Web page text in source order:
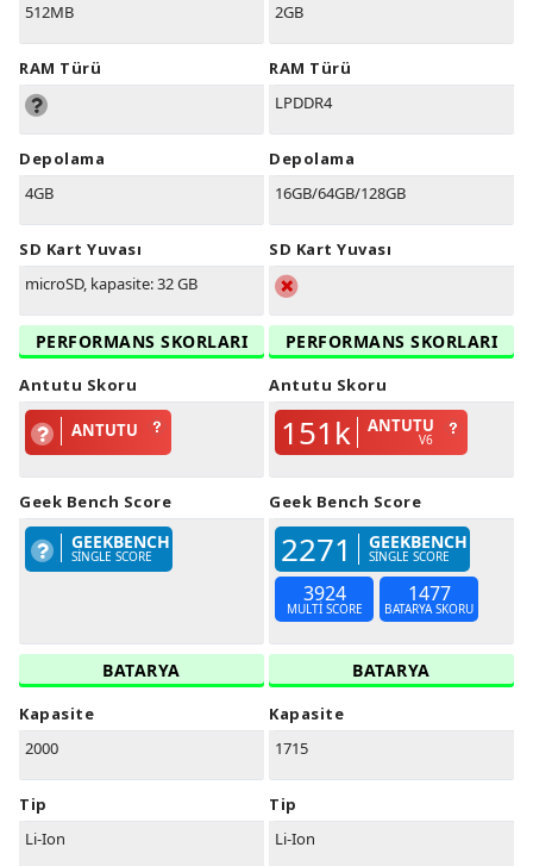
512MB
RAM Türü
Depolama
4GB
SD Kart Yuvası
microSD, kapasite: 32 GB
PERFORMANS SKORLARI
Antutu Skoru
ANTUTU
Geek Bench Score
GEEKBENCH
SINGLE SCORE
BATARYA
Kapasite
2000
Tip
Li-Ion
2GB
RAM Türü
LPDDR4
Depolama
16GB/64GB/128GB
SD Kart Yuvası
PERFORMANS SKORLARI
Antutu Skoru
151k ANTUTU
V6
Geek Bench Score
2271 GEEKBENCH
SINGLE SCORE
3924
MULTI SCORE
1477
BATARYA SKORU
BATARYA
Kapasite
1715
Tip
Li-Ion